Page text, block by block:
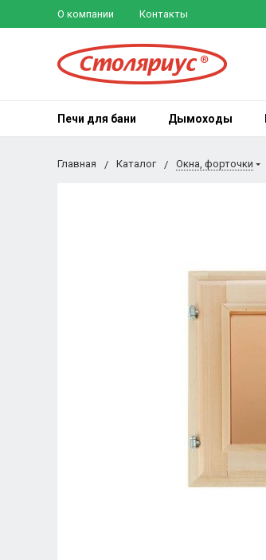
О компании Контакты
Печи для бани Дымоходы
Главная Каталог Окна, форточки